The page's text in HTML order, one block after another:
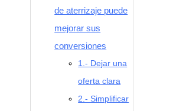
de aterrizaje puede
mejorar sus
conversiones
1.- Dejar una
oferta clara
2.- Simplificar